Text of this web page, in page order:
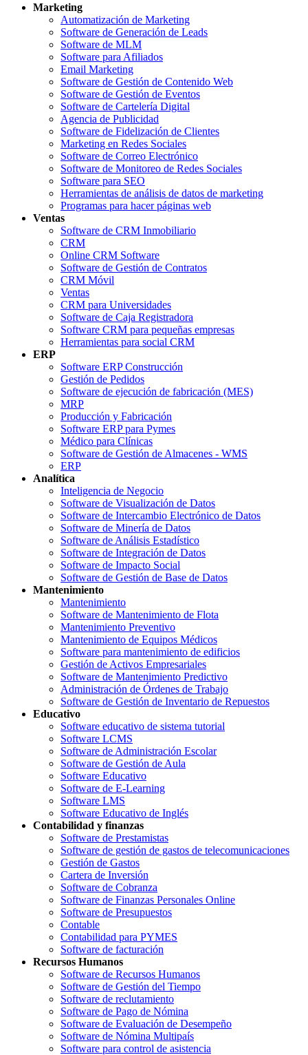
Marketing
Automatización de Marketing
Software de Generación de Leads
Software de MLM
Software para Afiliados
Email Marketing
Software de Gestión de Contenido Web
Software de Gestión de Eventos
Software de Cartelería Digital
Agencia de Publicidad
Software de Fidelización de Clientes
Marketing en Redes Sociales
Software de Correo Electrónico
Software de Monitoreo de Redes Sociales
Software para SEO
Herramientas de análisis de datos de marketing
Programas para hacer páginas web
Ventas
Software de CRM Inmobiliario
CRM
Online CRM Software
Software de Gestión de Contratos
CRM Móvil
Ventas
CRM para Universidades
Software de Caja Registradora
Software CRM para pequeñas empresas
Herramientas para social CRM
ERP
Software ERP Construcción
Gestión de Pedidos
Software de ejecución de fabricación (MES)
MRP
Producción y Fabricación
Software ERP para Pymes
Médico para Clínicas
Software de Gestión de Almacenes - WMS
ERP
Analítica
Inteligencia de Negocio
Software de Visualización de Datos
Software de Intercambio Electrónico de Datos
Software de Minería de Datos
Software de Análisis Estadístico
Software de Integración de Datos
Software de Impacto Social
Software de Gestión de Base de Datos
Mantenimiento
Mantenimiento
Software de Mantenimiento de Flota
Mantenimiento Preventivo
Mantenimiento de Equipos Médicos
Software para mantenimiento de edificios
Gestión de Activos Empresariales
Software de Mantenimiento Predictivo
Administración de Órdenes de Trabajo
Software de Gestión de Inventario de Repuestos
Educativo
Software educativo de sistema tutorial
Software LCMS
Software de Administración Escolar
Software de Gestión de Aula
Software Educativo
Software de E-Learning
Software LMS
Software Educativo de Inglés
Contabilidad y finanzas
Software de Prestamistas
Software de gestión de gastos de telecomunicaciones
Gestión de Gastos
Cartera de Inversión
Software de Cobranza
Software de Finanzas Personales Online
Software de Presupuestos
Contable
Contabilidad para PYMES
Software de facturación
Recursos Humanos
Software de Recursos Humanos
Software de Gestión del Tiempo
Software de reclutamiento
Software de Pago de Nómina
Software de Evaluación de Desempeño
Software de Nómina Multipaís
Software para control de asistencia